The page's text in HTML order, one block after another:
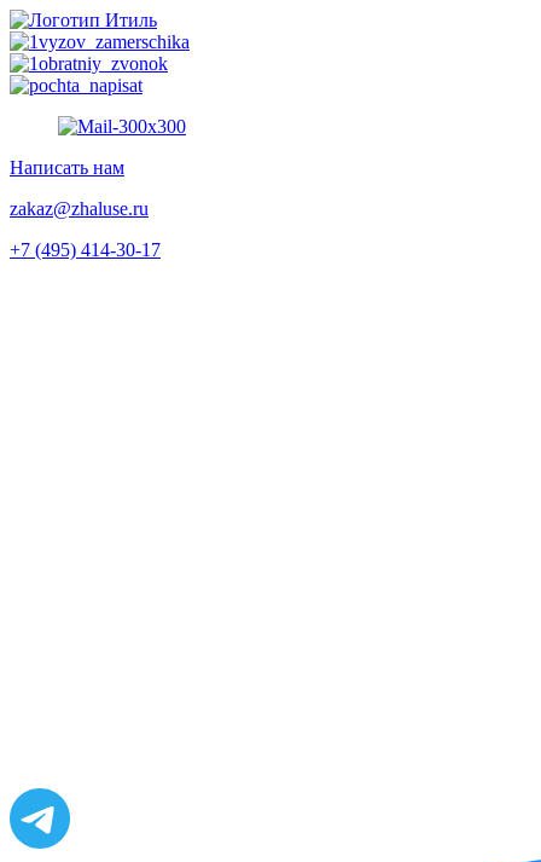
Перейти
к
содержимому
Написать нам
zakaz@zhaluse.ru
+7 (495) 414-30-17‬